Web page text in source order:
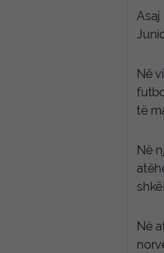
Asaj
Në
të
Në
Në